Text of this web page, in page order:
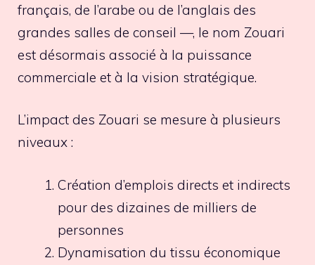
français, de l’arabe ou de l’anglais des
grandes salles de conseil —, le nom Zouari
est désormais associé à la puissance
commerciale et à la vision stratégique.
L’impact des Zouari se mesure à plusieurs
niveaux :
Création d’emplois directs et indirects
pour des dizaines de milliers de
personnes
Dynamisation du tissu économique